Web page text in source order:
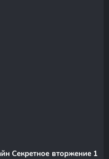
Секретное вторжение 1